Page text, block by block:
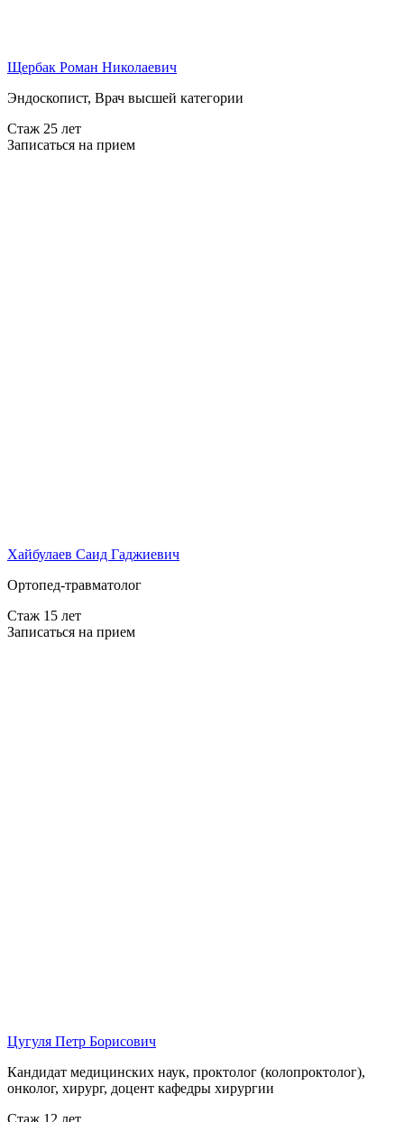
Щербак Роман Николаевич
Эндоскопист, Врач высшей категории
Стаж 25 лет
Записаться на прием
Хайбулаев Саид Гаджиевич
Ортопед-травматолог
Стаж 15 лет
Записаться на прием
Цугуля Петр Борисович
Кандидат медицинских наук, проктолог (колопроктолог),
онколог, хирург, доцент кафедры хирургии
Стаж 12 лет